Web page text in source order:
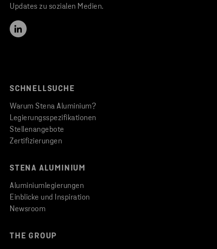
Updates zu sozialen Medien.
SCHNELLSUCHE
Warum Stena Aluminium?
Legierungsspezifikationen
Stellenangebote
Zertifizierungen
STENA ALUMINIUM
Aluminiumlegierungen
Einblicke und Inspiration
Newsroom
THE GROUP